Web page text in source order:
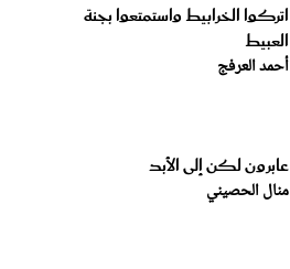
اتركوا الخرابيط واستمتعوا بجنة
العبيط
أحمد العرفج
عابرون لكن إلى الأبد
منال الحصيني